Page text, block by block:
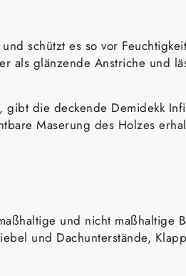
schützt es so vor
als glänzende Anstriche und
die deckende Demidekk
Maserung des Holzes
und nicht maßhaltige
und Dachunterstände,